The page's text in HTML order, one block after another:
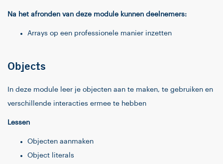
Na het afronden van deze module kunnen deelnemers:
Arrays op een professionele manier inzetten
Objects
In deze module leer je objecten aan te maken, te gebruiken en
verschillende interacties ermee te hebben
Lessen
Objecten aanmaken
Object literals